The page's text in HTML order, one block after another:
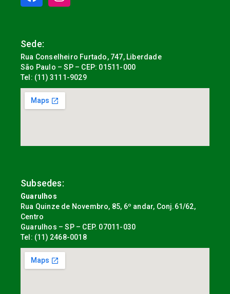
Sede:
Rua Conselheiro Furtado, 747, Liberdade
São Paulo – SP – CEP: 01511-000
Tel: (11) 3111-9029
Subsedes:
Guarulhos
Rua Quinze de Novembro, 85, 6º andar, Conj.61/62,
Centro
Guarulhos – SP – CEP. 07011-030
Tel: (11) 2468-0018